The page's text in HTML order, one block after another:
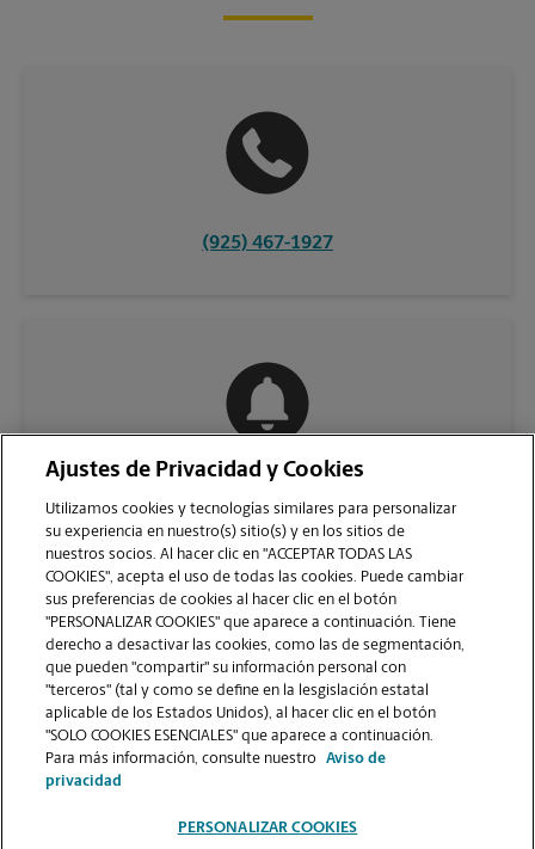
(925) 467-1927
VER LA PÁGINA DE LA TIENDA
Ajustes de Privacidad y Cookies
Utilizamos cookies y tecnologías similares para personalizar
su experiencia en nuestro(s) sitio(s) y en los sitios de
nuestros socios. Al hacer clic en "ACCEPTAR TODAS LAS
COOKIES", acepta el uso de todas las cookies. Puede cambiar
sus preferencias de cookies al hacer clic en el botón
"PERSONALIZAR COOKIES" que aparece a continuación. Tiene
derecho a desactivar las cookies, como las de segmentación,
que pueden "compartir" su información personal con
"terceros" (tal y como se define en la lesgislación estatal
aplicable de los Estados Unidos), al hacer clic en el botón
"SOLO COOKIES ESENCIALES" que aparece a continuación.
Para más información, consulte nuestro
Aviso de
privacidad
PERSONALIZAR COOKIES